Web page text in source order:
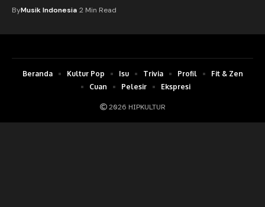
ByMusik Indonesia 2 Min Read
2026 HIPKULTUR
Beranda Kultur Pop Isu Trivia Profil
Fit & Zen
Cuan
Pelesir Ekspresi